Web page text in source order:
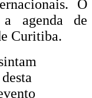
O
agenda de
Curitiba.